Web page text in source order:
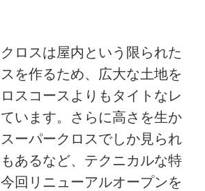
ロスは屋内という限られた
を作るため、広大な土地を
スコースよりもタイトなレ
います。さらに高さを生か
ーパークロスでしか見られ
あるなど、テクニカルな特
回リニューアルオープンを